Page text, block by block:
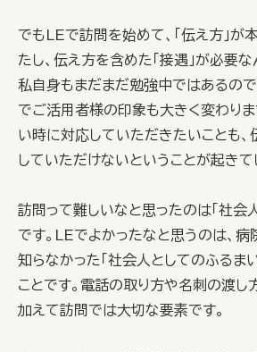
でもLEで訪問を始めて、「伝え方」が
たし、伝え方を含めた「接遇」が必要な
私自身もまだまだ勉強中ではあるので
でご活用者様の印象も大きく変わりま
い時に対応していただきたいことも
していただけないということが起きて
訪問って難しいなと思ったのは「社会
です。LEでよかったなと思うのは、
知らなかった「社会人としてのふるま
ことです。電話の取り方や名刺の渡し
加えて訪問では大切な要素です。